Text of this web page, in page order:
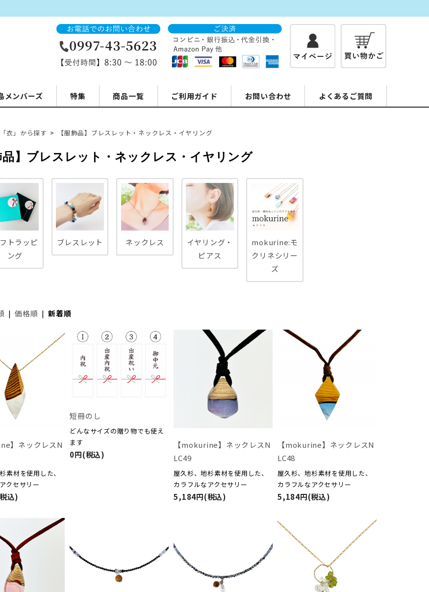
メンバーズ 特集 商品一覧 ご利用ガイド お問い合わせ よくあるご質問
「衣」から探す > 【服飾品】ブレスレット・ネックレス・イヤリング
品】ブレスレット・ネックレス・イヤリング
トラッピ
ング
ブレスレット ネックレス
イヤリング・
ピアス
mokurine:モ
クリネシリー
ズ
|価格順 |新着順
】ネックレスN
素材を使用した、
クセサリー
込)
短冊のし
どんなサイズの贈り物でも使え
ます
0円(税込)
【mokurine】ネックレスN
LC49
屋久杉、地杉素材を使用した、
カラフルなアクセサリー
5,184円(税込)
【mokurine】ネックレスN
LC48
屋久杉、地杉素材を使用した、
カラフルなアクセサリー
5,184円(税込)